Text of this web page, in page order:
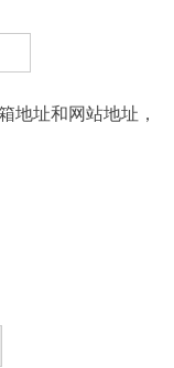
地址和网站地址，